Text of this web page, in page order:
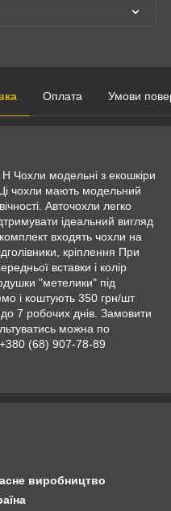
Оплата Умови
Чохли модельні з екошкіри
чохли мають модельний
Авточохли легко
ідеальний вигляд
входять чохли на
кріплення При
вставки і колір
"метелики" під
і коштують 350 грн/шт
7 робочих днів. Замовити
можна по
(68) 907-78-89
виробництво